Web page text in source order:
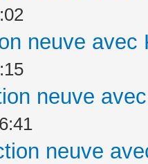
neuve avec
neuve
neuve